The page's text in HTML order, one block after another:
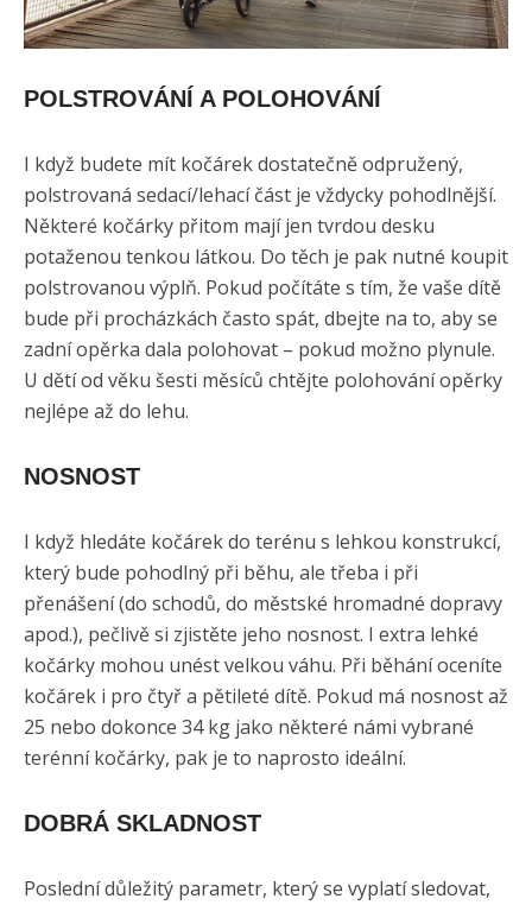
POLSTROVÁNÍ A POLOHOVÁNÍ
I když budete mít kočárek dostatečně odpružený,
polstrovaná sedací/lehací část je vždycky pohodlnější.
Některé kočárky přitom mají jen tvrdou desku
potaženou tenkou látkou. Do těch je pak nutné koupit
polstrovanou výplň. Pokud počítáte s tím, že vaše dítě
bude při procházkách často spát, dbejte na to, aby se
zadní opěrka dala polohovat – pokud možno plynule.
U dětí od věku šesti měsíců chtějte polohování opěrky
nejlépe až do lehu.
NOSNOST
I když hledáte kočárek do terénu s lehkou konstrukcí,
který bude pohodlný při běhu, ale třeba i při
přenášení (do schodů, do městské hromadné dopravy
apod.), pečlivě si zjistěte jeho nosnost. I extra lehké
kočárky mohou unést velkou váhu. Při běhání oceníte
kočárek i pro čtyř a pětileté dítě. Pokud má nosnost až
25 nebo dokonce 34 kg jako některé námi vybrané
terénní kočárky, pak je to naprosto ideální.
DOBRÁ SKLADNOST
Poslední důležitý parametr, který se vyplatí sledovat,